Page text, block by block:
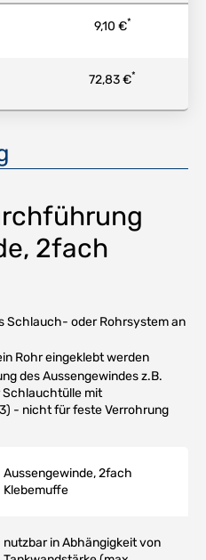
9,10 €*
72,83 €*
2fach
Schlauch- oder Rohrsystem an
Rohr eingeklebt werden
des Aussengewindes z.B.
Schlauchtülle mit
- nicht für feste Verrohrung
Aussengewinde, 2fach
Klebemuffe
nutzbar in Abhängigkeit von